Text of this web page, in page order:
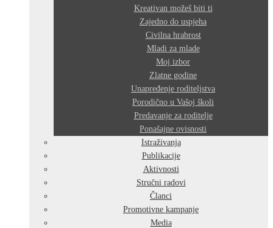
Kreativan možeš biti ti
Zajedno do uspjeha
Civilna hrabrost
Mladi za mlade
Moj izbor
Zlatne godine
Unapređenje roditeljstva
Porodično u Vašoj školi
Predavanje za roditelje
Ponašajne ovisnosti
Istraživanja
Publikacije
Aktivnosti
Stručni radovi
Članci
Promotivne kampanje
Media